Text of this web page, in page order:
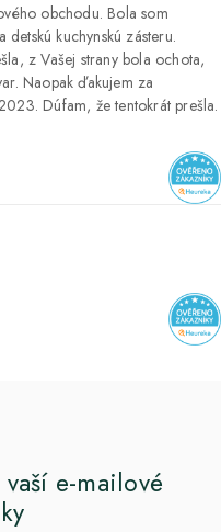
obchodu. Bola som
kuchynskú zásteru.
z Vašej strany bola ochota,
Naopak ďakujem za
Dúfam, že tentokrát prešla.
e-mailové